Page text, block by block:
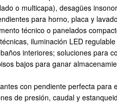
o multicapa), desagües
para horno, placa y
técnico o panelados
iluminación LED
interiores; soluciones para
bajos para ganar
con pendiente perfecta para
de presión, caudal y